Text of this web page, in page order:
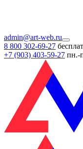
admin@art-web.ru
8 800 302-69-27
+7 (903) 403-59-27 пн.-